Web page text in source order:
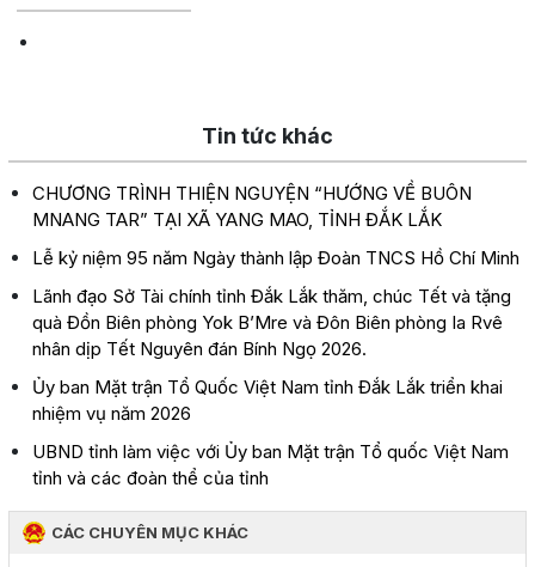
Tin tức khác
CHƯƠNG TRÌNH THIỆN NGUYỆN “HƯỚNG VỀ BUÔN
MNANG TAR” TẠI XÃ YANG MAO, TỈNH ĐẮK LẮK
Lễ kỷ niệm 95 năm Ngày thành lập Đoàn TNCS Hồ Chí Minh
Lãnh đạo Sở Tài chính tỉnh Đắk Lắk thăm, chúc Tết và tặng
quà Đồn Biên phòng Yok B’Mre và Đôn Biên phòng Ia Rvê
nhân dịp Tết Nguyên đán Bính Ngọ 2026.
Ủy ban Mặt trận Tổ Quốc Việt Nam tỉnh Đắk Lắk triển khai
nhiệm vụ năm 2026
UBND tỉnh làm việc với Ủy ban Mặt trận Tổ quốc Việt Nam
tỉnh và các đoàn thể của tỉnh
CÁC CHUYÊN MỤC KHÁC